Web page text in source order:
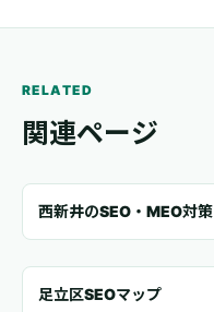
RELATED
関連ページ
西新井のSEO・MEO対策
足立区SEOマップ